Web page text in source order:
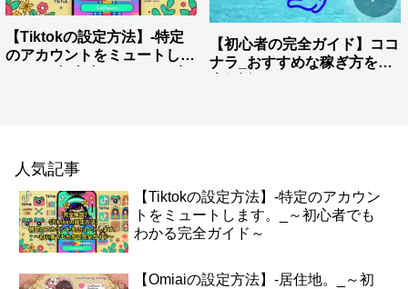
【Tiktokの設定方法】-特定
のアカウントをミュートしま
【初心者の完全ガイド】ココ
ナラ_おすすめな稼ぎ方を徹
人気記事
【Tiktokの設定方法】-特定のアカウン
トをミュートします。_～初心者でも
わかる完全ガイド～
【Omiaiの設定方法】-居住地。_～初